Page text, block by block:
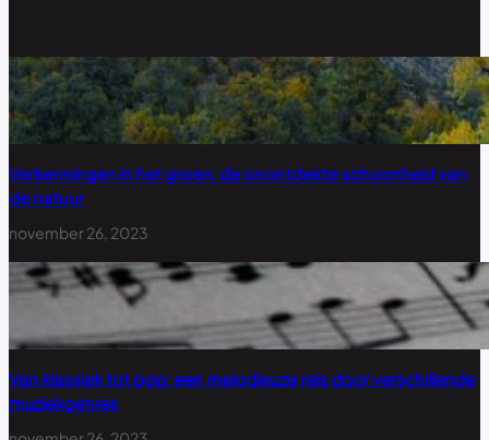
Verkenningen in het groen: de onontdekte schoonheid van
de natuur
november 26, 2023
Van klassiek tot pop: een melodieuze reis door verschillende
muziekgenres